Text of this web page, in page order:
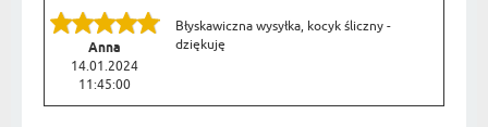
Anna
14.01.2024
11:45:00
Błyskawiczna wysyłka, kocyk śliczny -
dziękuję